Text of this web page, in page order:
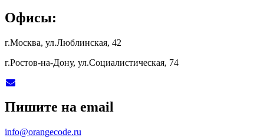
Офисы:
г.Москва, ул.Люблинская, 42
г.Ростов-на-Дону, ул.Социалистическая, 74
Пишите на email
info@orangecode.ru